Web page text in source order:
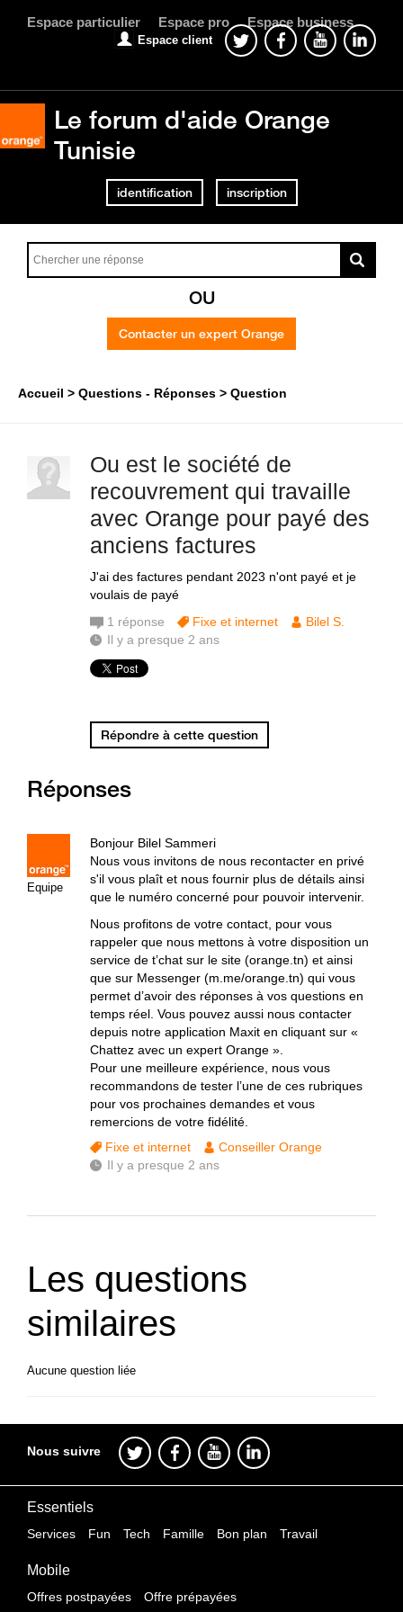
Espace particulier Espace pro Espace business
Espace client
Le forum d'aide Orange
Tunisie
identification inscription
OU
Contacter un expert Orange
Accueil Questions - Réponses Question
Ou est le société de
recouvrement qui travaille
avec Orange pour payé des
anciens factures
J'ai des factures pendant 2023 n'ont payé et je
voulais de payé
1 réponse Fixe et internet
Bilel S.
Il y a presque 2 ans
Répondre à cette question
Réponses
Equipe
Bonjour Bilel Sammeri
Nous vous invitons de nous recontacter en privé
s'il vous plaît et nous fournir plus de détails ainsi
que le numéro concerné pour pouvoir intervenir.
Nous profitons de votre contact, pour vous
rappeler que nous mettons à votre disposition un
service de t’chat sur le site (orange.tn) et ainsi
que sur Messenger (m.me/orange.tn) qui vous
permet d’avoir des réponses à vos questions en
temps réel. Vous pouvez aussi nous contacter
depuis notre application Maxit en cliquant sur «
Chattez avec un expert Orange ».
Pour une meilleure expérience, nous vous
recommandons de tester l’une de ces rubriques
pour vos prochaines demandes et vous
remercions de votre fidélité.
Fixe et internet
Conseiller Orange
Il y a presque 2 ans
Les questions
similaires
Aucune question liée
Nous suivre
Essentiels
Services Fun Tech Famille Bon plan Travail
Mobile
Offres postpayées Offre prépayées